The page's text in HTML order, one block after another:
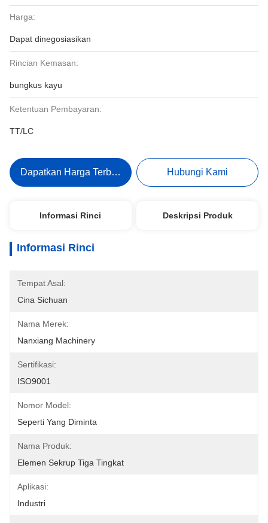
Harga:
Dapat dinegosiasikan
Rincian Kemasan:
bungkus kayu
Ketentuan Pembayaran:
TT/LC
Dapatkan Harga Terbaik Hubungi Kami
Informasi Rinci Deskripsi Produk
Informasi Rinci
Tempat Asal:
Cina Sichuan
Nama Merek:
Nanxiang Machinery
Sertifikasi:
ISO9001
Nomor Model:
Seperti Yang Diminta
Nama Produk:
Elemen Sekrup Tiga Tingkat
Aplikasi:
Industri